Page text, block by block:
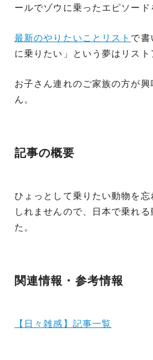
ールでゾウに乗ったエピソード
最新のやりたいことリスト で書
に乗りたい」という夢はリスト
お子さん連れのご家族の方が
ん。
記事の概要
ひょっとして乗りたい動物を
しれませんので、日本で乗れ
た。
関連情報・参考情報
【日々雑感】記事一覧